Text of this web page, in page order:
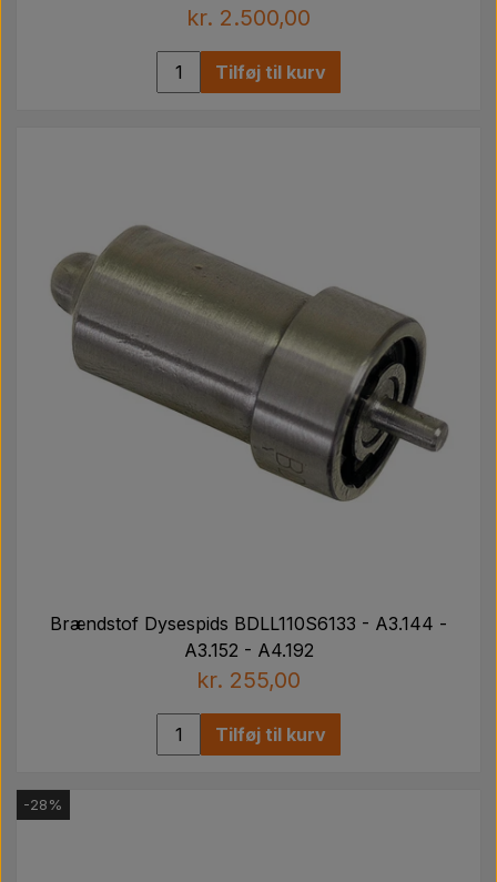
kr. 2.500,00
Tilføj til kurv
Brændstof Dysespids BDLL110S6133 - A3.144 -
A3.152 - A4.192
kr. 255,00
Tilføj til kurv
-28%